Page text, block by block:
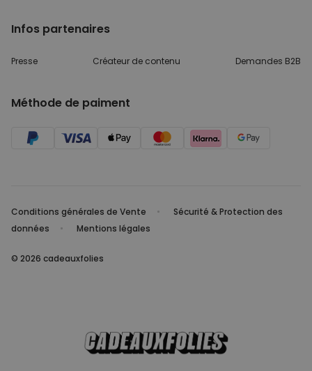
Infos partenaires
Presse Créateur de contenu Demandes B2B
Méthode de paiment
Conditions générales de Vente
Sécurité & Protection des
données
Mentions légales
© 2026 cadeauxfolies